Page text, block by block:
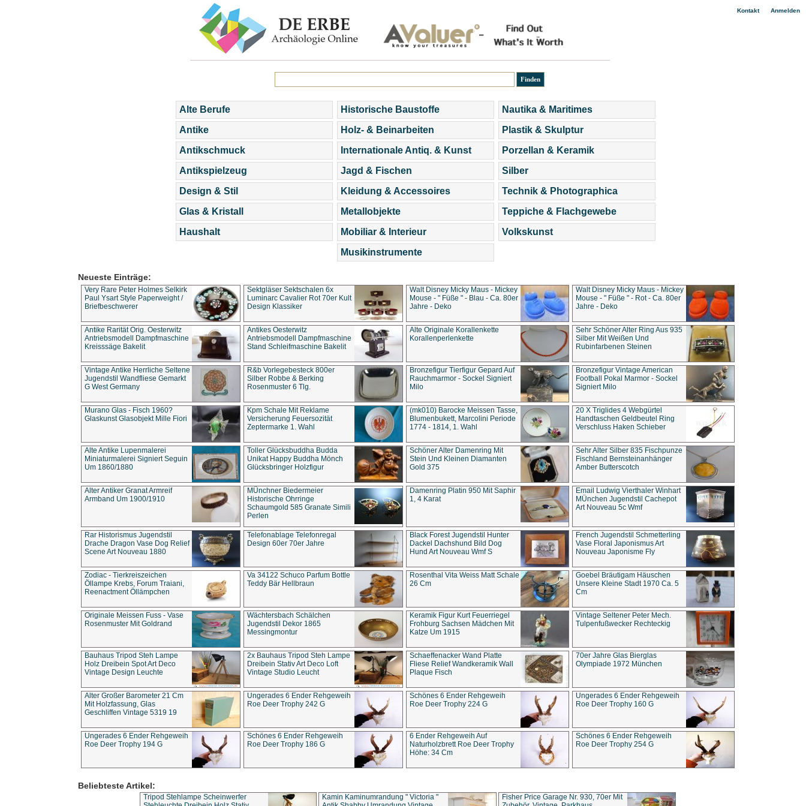
Kontakt| Anmelden
Alte Berufe
Antike
Antikschmuck
Antikspielzeug
Design & Stil
Glas & Kristall
Haushalt
Historische Baustoffe
Holz- & Beinarbeiten
Internationale Antiq. & Kunst
Jagd & Fischen
Kleidung & Accessoires
Metallobjekte
Mobiliar & Interieur
Musikinstrumente
Nautika & Maritimes
Plastik & Skulptur
Porzellan & Keramik
Silber
Technik & Photographica
Teppiche & Flachgewebe
Volkskunst
Neueste Einträge:
Very Rare Peter Holmes Selkirk
Paul Ysart Style Paperweight /
Briefbeschwerer
Sektgläser Sektschalen 6x
Luminarc Cavalier Rot 70er Kult
Design Klassiker
Walt Disney Micky Maus - Mickey
Mouse - " Füße " - Blau - Ca. 80er
Jahre - Deko
Walt Disney Micky Maus - Mickey
Mouse - " Füße " - Rot - Ca. 80er
Jahre - Deko
Antike Rarität Orig. Oesterwitz
Antriebsmodell Dampfmaschine
Kreisssäge Bakelit
Antikes Oesterwitz
Antriebsmodell Dampfmaschine
Stand Schleifmaschine Bakelit
Alte Originale Korallenkette
Korallenperlenkette
Sehr Schöner Alter Ring Aus 935
Silber Mit Weißen Und
Rubinfarbenen Steinen
Vintage Antike Herrliche Seltene
Jugendstil Wandfliese Gemarkt
G West Germany
R&b Vorlegebesteck 800er
Silber Robbe & Berking
Rosenmuster 6 Tlg.
Bronzefigur Tierfigur Gepard Auf
Rauchmarmor - Sockel Signiert
Milo
Bronzefigur Vintage American
Football Pokal Marmor - Sockel
Signiert Milo
Murano Glas - Fisch 1960?
Glaskunst Glasobjekt Mille Fiori
Kpm Schale Mit Reklame
Versicherung Feuersozität
Zeptermarke 1. Wahl
(mk010) Barocke Meissen Tasse,
Blumenbukett, Marcolini Periode
1774 - 1814, 1. Wahl
20 X Triglides 4 Webgürtel
Handtaschen Geldbeutel Ring
Verschluss Haken Schieber
Alte Antike Lupenmalerei
Miniaturmalerei Signiert Seguin
Um 1860/1880
Toller Glücksbuddha Budda
Unikat Happy Buddha Mönch
Glücksbringer Holzfigur
Schöner Alter Damenring Mit
Stein Und Kleinen Diamanten
Gold 375
Sehr Alter Silber 835 Fischpunze
Fischland Bernsteinanhänger
Amber Butterscotch
Alter Antiker Granat Armreif
Armband Um 1900/1910
MÜnchner Biedermeier
Historische Ohrringe
Schaumgold 585 Granate Simili
Perlen
Damenring Platin 950 Mit Saphir
1, 4 Karat
Email Ludwig Vierthaler Winhart
MÜnchen Jugendstil Cachepot
Art Nouveau 5c Wmf
Rar Historismus Jugendstil
Drache Dragon Vase Dog Relief
Scene Art Nouveau 1880
Telefonablage Telefonregal
Design 60er 70er Jahre
Black Forest Jugendstil Hunter
Dackel Dachshund Bild Dog
Hund Art Nouveau Wmf S
French Jugendstil Schmetterling
Vase Floral Japonismus Art
Nouveau Japonisme Fly
Zodiac - Tierkreiszeichen
Öllampe Krebs, Forum Traiani,
Reenactment Öllämpchen
Va 34122 Schuco Parfum Bottle
Teddy Bär Hellbraun
Rosenthal Vita Weiss Matt Schale
26 Cm
Goebel Bräutigam Häuschen
Unsere Kleine Stadt 1970 Ca. 5
Cm
Originale Meissen Fuss - Vase
Rosenmuster Mit Goldrand
Wächtersbach Schälchen
Jugendstil Dekor 1865
Messingmontur
Keramik Figur Kurt Feuerriegel
Frohburg Sachsen Mädchen Mit
Katze Um 1915
Vintage Seltener Peter Mech.
Tulpenfußwecker Rechteckig
Bauhaus Tripod Steh Lampe
Holz Dreibein Spot Art Deco
Vintage Design Leuchte
2x Bauhaus Tripod Steh Lampe
Dreibein Stativ Art Deco Loft
Vintage Studio Leucht
Schaeffenacker Wand Platte
Fliese Relief Wandkeramik Wall
Plaque Fisch
70er Jahre Glas Bierglas
Olympiade 1972 München
Alter Großer Barometer 21 Cm
Mit Holzfassung, Glas
Geschliffen Vintage 5319 19
Ungerades 6 Ender Rehgeweih
Roe Deer Trophy 242 G
Schönes 6 Ender Rehgeweih
Roe Deer Trophy 224 G
Ungerades 6 Ender Rehgeweih
Roe Deer Trophy 160 G
Ungerades 6 Ender Rehgeweih
Roe Deer Trophy 194 G
Schönes 6 Ender Rehgeweih
Roe Deer Trophy 186 G
6 Ender Rehgeweih Auf
Naturholzbrett Roe Deer Trophy
Höhe: 34 Cm
Schönes 6 Ender Rehgeweih
Roe Deer Trophy 254 G
Beliebteste Artikel:
Tripod Stehlampe Scheinwerfer
Kamin Kaminumrandung " Victoria "
Fisher Price Garage Nr. 930, 70er Mit